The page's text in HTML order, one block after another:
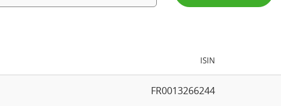
ISIN
FR0013266244